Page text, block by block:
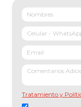
Tratamiento y